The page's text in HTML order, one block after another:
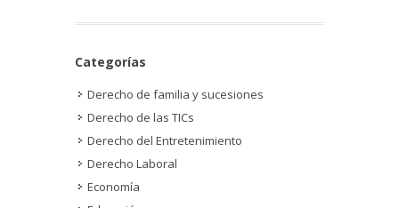
Categorías
Derecho de familia y sucesiones
Derecho de las TICs
Derecho del Entretenimiento
Derecho Laboral
Economía